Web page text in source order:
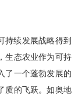
续发展战略得到
生态农业作为可持
了一个蓬勃发展的
质的飞跃。如奥地